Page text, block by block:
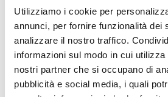
Utilizziamo i cookie per
annunci, per fornire funzionalità dei
analizzare il nostro traffico.
informazioni sul modo in cui
nostri partner che si occupano di
pubblicità e social media, i quali
Klimahouse